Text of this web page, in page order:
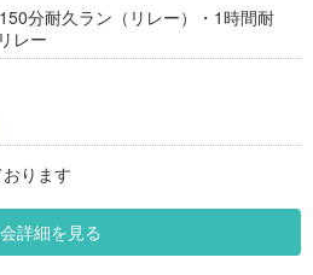
分耐久ラン（リレー）・1時間耐
レー
ります
詳細を見る